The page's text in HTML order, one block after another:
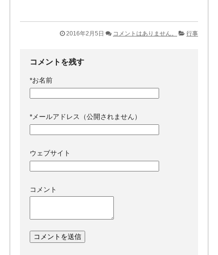
2016年2月5日 コメントはありません。 行事
コメントを残す
*お名前
*メールアドレス（公開されません）
ウェブサイト
コメント